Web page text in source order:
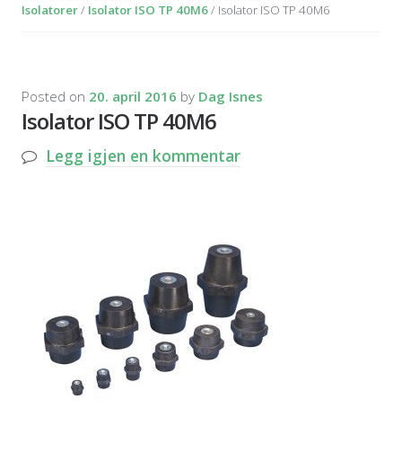
Isolatorer/ Isolator ISO TP 40M6/ Isolator ISO TP 40M6
Posted on 20. april 2016 by Dag Isnes
Isolator ISO TP 40M6
Legg igjen en kommentar